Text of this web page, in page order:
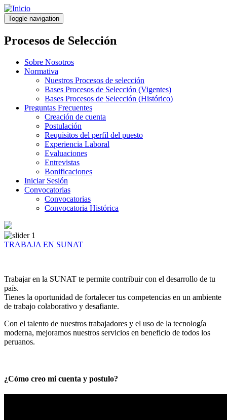
Pasar
al
contenido
principal
Toggle navigation
Procesos de Selección
Sobre Nosotros
Normativa
Nuestros Procesos de selección
Bases Procesos de Selección (Vigentes)
Bases Procesos de Selección (Histórico)
Preguntas Frecuentes
Creación de cuenta
Postulación
Requisitos del perfil del puesto
Experiencia Laboral
Evaluaciones
Entrevistas
Bonificaciones
Iniciar Sesión
Convocatorias
Convocatorias
Convocatoria Histórica
TRABAJA EN SUNAT
Trabajar en la SUNAT te permite contribuir con el desarrollo de tu
país.
Tienes la oportunidad de fortalecer tus competencias en un ambiente
de trabajo colaborativo y desafiante.
Con el talento de nuestros trabajadores y el uso de la tecnología
moderna, mejoramos nuestros servicios en beneficio de todos los
peruanos.
¿Cómo creo mi cuenta y postulo?